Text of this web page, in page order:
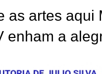
as artes
enham a